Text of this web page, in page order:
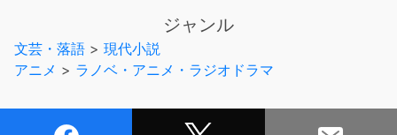
でデスマッチ！ 激ヤバ三姉妹の策謀でアーニャの命と恋
は大ピンチ!？
ジャンル
文芸・落語 > 現代小説
アニメ > ラノベ・アニメ・ラジオドラマ